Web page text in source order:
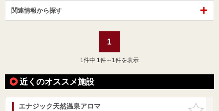
関連情報から探す
1
1 件中 1件～1件を表示
近くのオススメ施設
お気に入
エナジック天然温泉アロマ